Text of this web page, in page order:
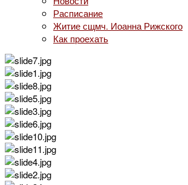
Расписание
Житие сщмч. Иоанна Рижского
Как проехать